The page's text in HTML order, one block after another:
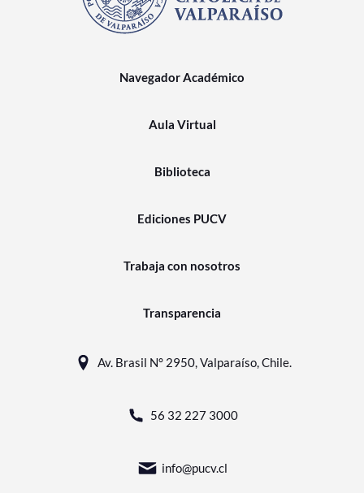
Navegador Académico
Aula Virtual
Biblioteca
Ediciones PUCV
Trabaja con nosotros
Transparencia
Av. Brasil N° 2950, Valparaíso, Chile.
56 32 227 3000
info@pucv.cl